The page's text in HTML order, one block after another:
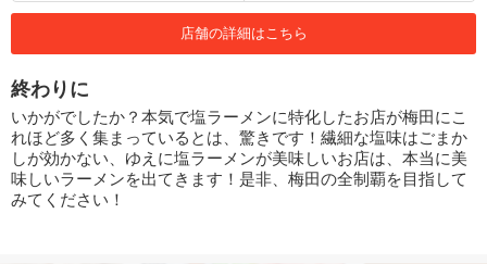
店舗の詳細はこちら
終わりに
いかがでしたか？本気で塩ラーメンに特化したお店が梅田にこ
れほど多く集まっているとは、驚きです！繊細な塩味はごまか
しが効かない、ゆえに塩ラーメンが美味しいお店は、本当に美
味しいラーメンを出てきます！是非、梅田の全制覇を目指して
みてください！